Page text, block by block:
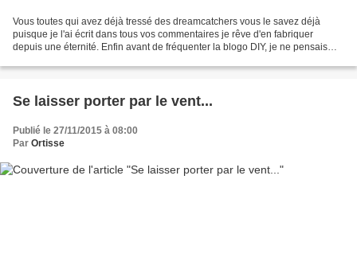
Vous toutes qui avez déjà tressé des dreamcatchers vous le savez déjà
puisque je l'ai écrit dans tous vos commentaires je rêve d'en fabriquer
depuis une éternité. Enfin avant de fréquenter la blogo DIY, je ne pensais
Se laisser porter par le vent...
Publié le 27/11/2015 à 08:00
Par Ortisse